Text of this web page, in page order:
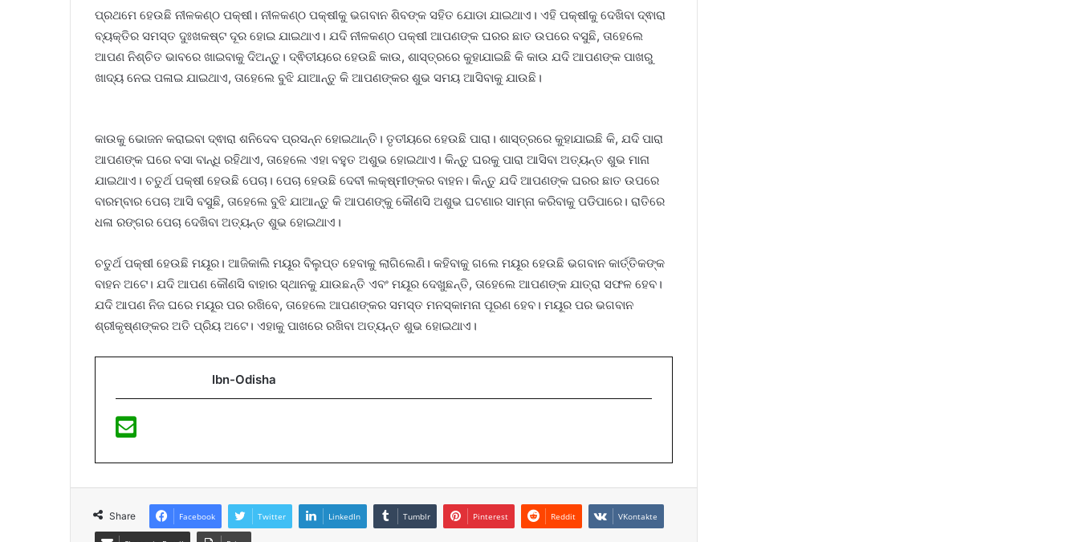
ପ୍ରଥମେ ହେଉଛି ନୀଳକଣ୍ଠ ପକ୍ଷୀ। ନୀଳକଣ୍ଠ ପକ୍ଷୀକୁ ଭଗବାନ ଶିବଙ୍କ ସହିତ ଯୋଡା ଯାଇଥାଏ। ଏହି ପକ୍ଷୀକୁ ଦେଖିବା ଦ୍ଵାରା
ବ୍ୟକ୍ତିର ସମସ୍ତ ଦୁଃଖକଷ୍ଟ ଦୂର ହୋଇ ଯାଇଥାଏ। ଯଦି ନୀଳକଣ୍ଠ ପକ୍ଷୀ ଆପଣଙ୍କ ଘରର ଛାତ ଉପରେ ବସୁଛି, ତାହେଲେ
ଆପଣ ନିଶ୍ଚିତ ଭାବରେ ଖାଇବାକୁ ଦିଅନ୍ତୁ। ଦ୍ଵିତୀୟରେ ହେଉଛି କାଉ, ଶାସ୍ତ୍ରରେ କୁହାଯାଇଛି କି କାଉ ଯଦି ଆପଣଙ୍କ ପାଖରୁ
ଖାଦ୍ୟ ନେଇ ପଳାଇ ଯାଇଥାଏ, ତାହେଲେ ବୁଝି ଯାଆନ୍ତୁ କି ଆପଣଙ୍କର ଶୁଭ ସମୟ ଆସିବାକୁ ଯାଉଛି।
କାଉକୁ ଭୋଜନ କରାଇବା ଦ୍ଵାରା ଶନିଦେବ ପ୍ରସନ୍ନ ହୋଇଥାନ୍ତି। ତୃତୀୟରେ ହେଉଛି ପାରା। ଶାସ୍ତ୍ରରେ କୁହାଯାଇଛି କି, ଯଦି ପାରା
ଆପଣଙ୍କ ଘରେ ବସା ବାନ୍ଧି ରହିଥାଏ, ତାହେଲେ ଏହା ବହୁତ ଅଶୁଭ ହୋଇଥାଏ। କିନ୍ତୁ ଘରକୁ ପାରା ଆସିବା ଅତ୍ୟନ୍ତ ଶୁଭ ମାନା
ଯାଇଥାଏ। ଚତୁର୍ଥ ପକ୍ଷୀ ହେଉଛି ପେଚା। ପେଚା ହେଉଛି ଦେବୀ ଲକ୍ଷ୍ମୀଙ୍କର ବାହନ। କିନ୍ତୁ ଯଦି ଆପଣଙ୍କ ଘରର ଛାତ ଉପରେ
ବାରମ୍ବାର ପେଚା ଆସି ବସୁଛି, ତାହେଲେ ବୁଝି ଯାଆନ୍ତୁ କି ଆପଣଙ୍କୁ କୌଣସି ଅଶୁଭ ଘଟଣାର ସାମ୍ନା କରିବାକୁ ପଡିପାରେ। ରାତିରେ
ଧଳା ରଙ୍ଗର ପେଚା ଦେଖିବା ଅତ୍ୟନ୍ତ ଶୁଭ ହୋଇଥାଏ।
ଚତୁର୍ଥ ପକ୍ଷୀ ହେଉଛି ମୟୂର। ଆଜିକାଲି ମୟୂର ବିଲୁପ୍ତ ହେବାକୁ ଲାଗିଲେଣି। କହିବାକୁ ଗଲେ ମୟୂର ହେଉଛି ଭଗବାନ କାର୍ତ୍ତିକଙ୍କ
ବାହନ ଅଟେ। ଯଦି ଆପଣ କୌଣସି ବାହାର ସ୍ଥାନକୁ ଯାଉଛନ୍ତି ଏବଂ ମୟୂର ଦେଖୁଛନ୍ତି, ତାହେଲେ ଆପଣଙ୍କ ଯାତ୍ରା ସଫଳ ହେବ।
ଯଦି ଆପଣ ନିଜ ଘରେ ମୟୂର ପର ରଖିବେ, ତାହେଲେ ଆପଣଙ୍କର ସମସ୍ତ ମନସ୍କାମନା ପୂରଣ ହେବ। ମୟୂର ପର ଭଗବାନ
ଶ୍ରୀକୃଷ୍ଣଙ୍କର ଅତି ପ୍ରିୟ ଅଟେ। ଏହାକୁ ପାଖରେ ରଖିବା ଅତ୍ୟନ୍ତ ଶୁଭ ହୋଇଥାଏ।
Ibn-Odisha
Share Facebook Twitter LinkedIn Tumblr Pinterest Reddit VKontakte